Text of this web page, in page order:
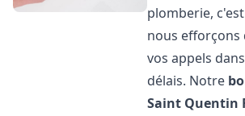
plomberie,
nous efforçons
vos appels
délais. Notre
Saint Quentin